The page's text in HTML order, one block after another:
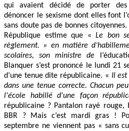
qui avaient décidé de porter des
dénoncer le sexisme dont elles font
sans doute pas de bonnes
République estime que « Le bon
règlement. » en matière
scolaires,
son ministre de
Blanquer s’est prononcé le lundi 21
d’une tenue dite républicaine. « Il est
dans une tenue correcte. Chacun
l'école habillé d'une façon
républicaine ? Pantalon rayé rouge,
BBR ? Mais c’est mardi gras !
septembre ne viennent pas « sans